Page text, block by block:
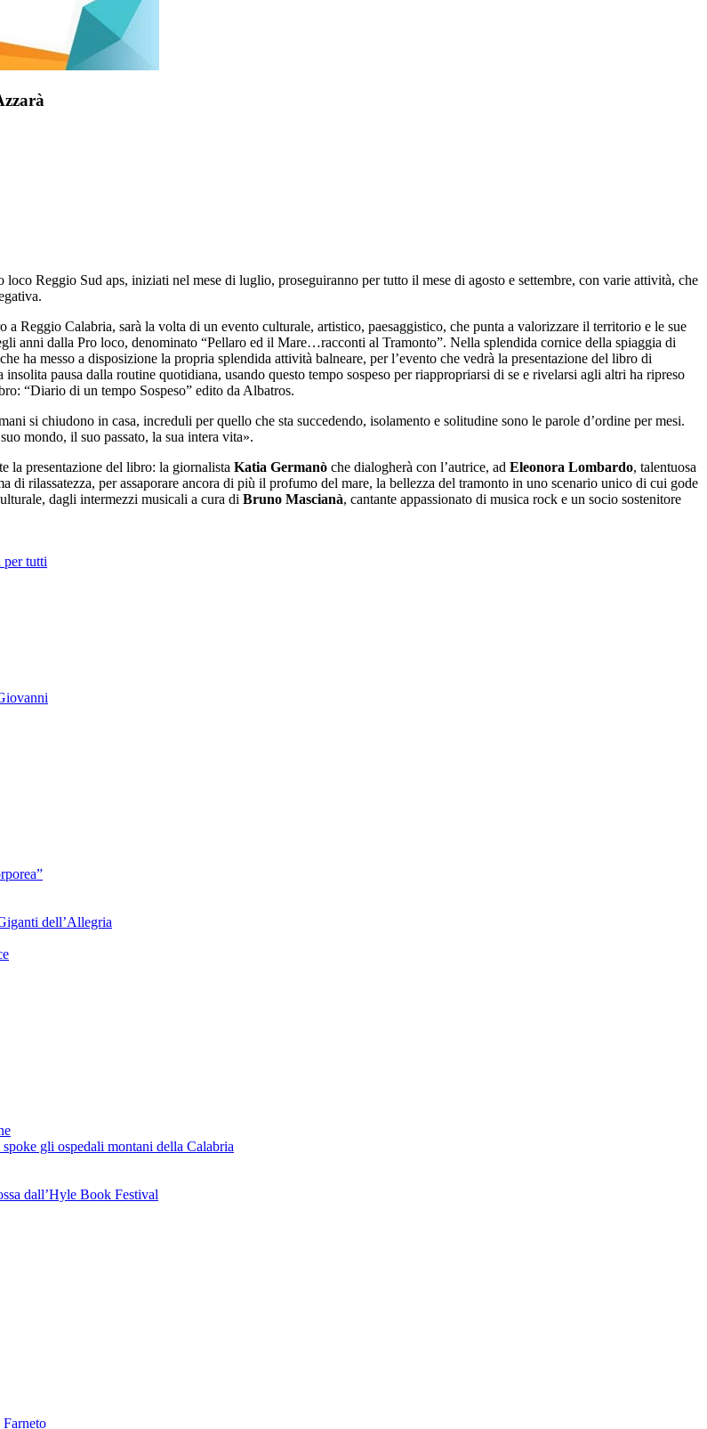
Reggio Sud aps, iniziati nel mese di luglio, proseguiranno per tutto il mese di agosto e settembre, con varie attività, che
Reggio Calabria, sarà la volta di un evento culturale, artistico, paesaggistico, che punta a valorizzare il territorio e le sue
anni dalla Pro loco, denominato “Pellaro ed il Mare…racconti al Tramonto”. Nella splendida cornice della spiaggia di
ha messo a disposizione la propria splendida attività balneare, per l’evento che vedrà la presentazione del libro di
pausa dalla routine quotidiana, usando questo tempo sospeso per riappropriarsi di se e rivelarsi agli altri ha ripreso
“Diario di un tempo Sospeso” edito da Albatros.
si chiudono in casa, increduli per quello che sta succedendo, isolamento e solitudine sono le parole d’ordine per mesi.
mondo, il suo passato, la sua intera vita».
la presentazione del libro: la giornalista Katia Germanò che dialogherà con l’autrice, ad Eleonora Lombardo, talentuosa
rilassatezza, per assaporare ancora di più il profumo del mare, la bellezza del tramonto in uno scenario unico di cui gode
dagli intermezzi musicali a cura di Bruno Mascianà, cantante appassionato di musica rock e un socio sostenitore
per tutti
dell’Allegria
gli ospedali montani della Calabria
dall’Hyle Book Festival